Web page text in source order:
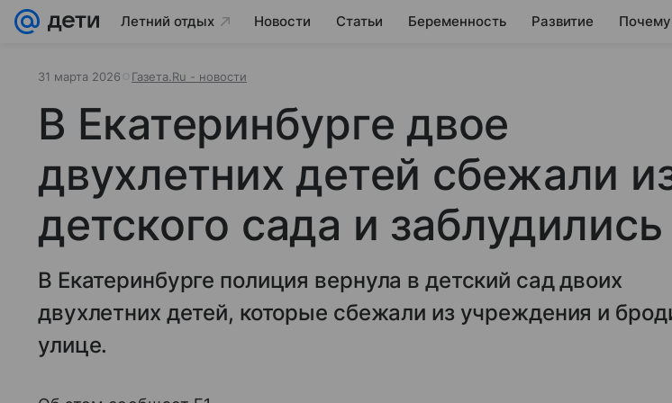
Летний отдых Новости Статьи Беременность Развитие
31 марта 2026 Газета.Ru - новости
В Екатеринбурге двое
двухлетних детей сбежали
детского сада и заблудились
В Екатеринбурге полиция вернула в детский сад двоих
двухлетних детей, которые сбежали из учреждения и
улице.